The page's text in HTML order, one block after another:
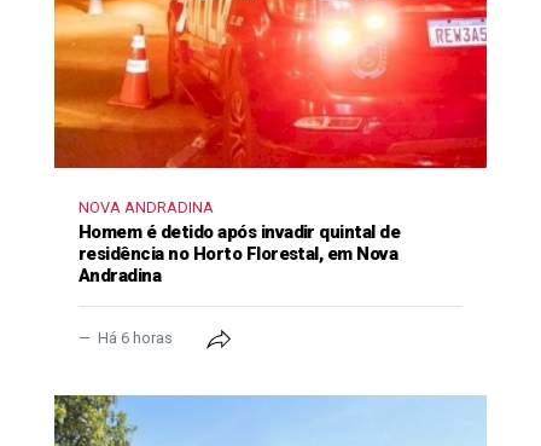
NOVA ANDRADINA
Homem é detido após invadir quintal de
residência no Horto Florestal, em Nova
Andradina
Há 6 horas